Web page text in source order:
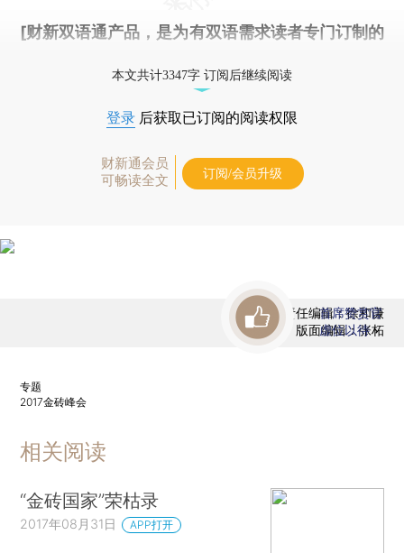
[财新双语通产品，是为有双语需求读者专门订制的
本文共计3347字 订阅后继续阅读
登录 后获取已订阅的阅读权限
财新通会员
可畅读全文
订阅/会员升级
责任编辑：徐和谦
版面编辑：张柘
首席赞赏官
虚位以待
专题
2017金砖峰会
相关阅读
“金砖国家”荣枯录
2017年08月31日 APP打开